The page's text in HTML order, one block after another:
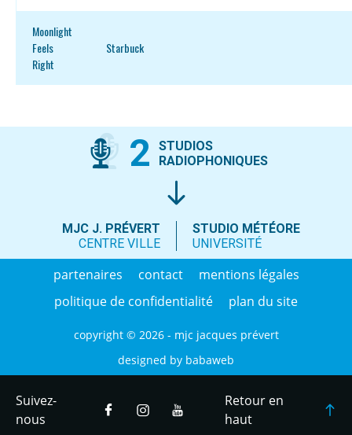
Moonlight
Feels
Right
Starbuck
2
STUDIOS
RADIOPHONIQUES
MJC J. PRÉVERT
CENTRE VILLE
STUDIO MÉTÉORE
UNIVERSITÉ
partenaires contact
mentions légales
politique de confidentialité
plan du site
copyright © 2026 - mjc jacques prévert
designed by babaweb
Suivez-
nous
Retour en
haut